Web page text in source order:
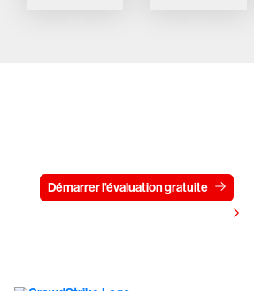
Démarrer l'évaluation gratuite